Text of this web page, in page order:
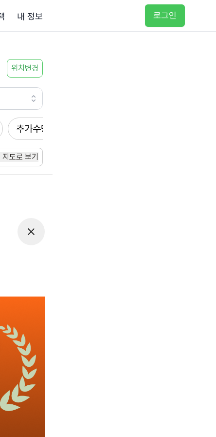
내 정보 로그인
위치변경
추가수당
지도로 보기